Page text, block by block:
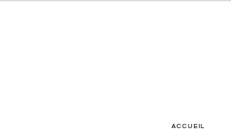
ACCUEIL